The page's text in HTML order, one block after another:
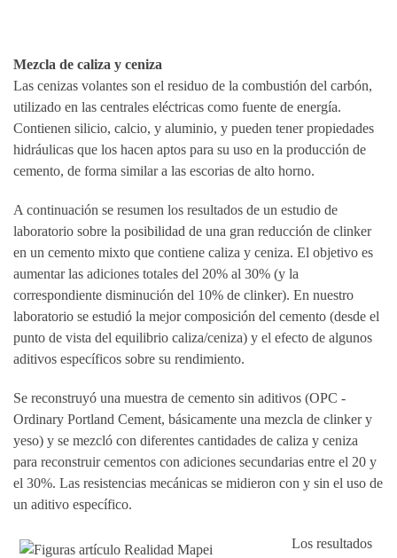
Mezcla de caliza y ceniza
Las cenizas volantes son el residuo de la combustión del carbón,
utilizado en las centrales eléctricas como fuente de energía.
Contienen silicio, calcio, y aluminio, y pueden tener propiedades
hidráulicas que los hacen aptos para su uso en la producción de
cemento, de forma similar a las escorias de alto horno.
A continuación se resumen los resultados de un estudio de
laboratorio sobre la posibilidad de una gran reducción de clinker
en un cemento mixto que contiene caliza y ceniza. El objetivo es
aumentar las adiciones totales del 20% al 30% (y la
correspondiente disminución del 10% de clinker). En nuestro
laboratorio se estudió la mejor composición del cemento (desde el
punto de vista del equilibrio caliza/ceniza) y el efecto de algunos
aditivos específicos sobre su rendimiento.
Se reconstruyó una muestra de cemento sin aditivos (OPC -
Ordinary Portland Cement, básicamente una mezcla de clinker y
yeso) y se mezcló con diferentes cantidades de caliza y ceniza
para reconstruir cementos con adiciones secundarias entre el 20 y
el 30%. Las resistencias mecánicas se midieron con y sin el uso de
un aditivo específico.
Los resultados